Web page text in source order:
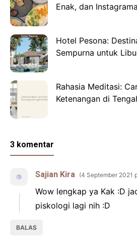
Enak, dan
Hotel Pesona:
Sempurna untuk
Rahasia Meditasi:
Ketenangan di
3 komentar
Sajian Kira 4 September 2021
Wow lengkap ya Kak :D
piskologi lagi nih :D
BALAS